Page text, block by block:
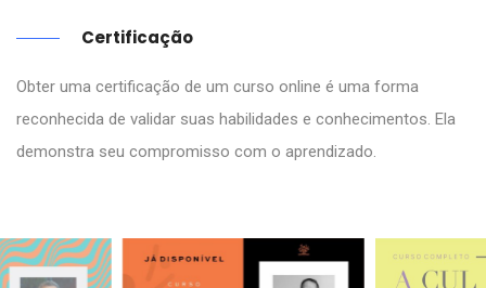
Certificação
Obter uma certificação de um curso online é uma forma
reconhecida de validar suas habilidades e conhecimentos. Ela
demonstra seu compromisso com o aprendizado.